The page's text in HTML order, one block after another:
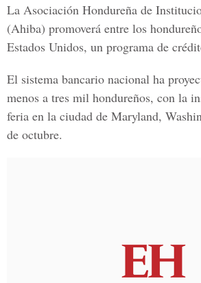
La Asociación Hondureña de
(Ahiba) promoverá entre los
Estados Unidos, un programa de
El sistema bancario nacional ha
menos a tres mil hondureños, con la
feria en la ciudad de Maryland,
de octubre.